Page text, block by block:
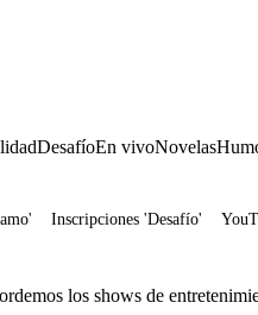
DesafíoEn vivoNovelas
Inscripciones 'Desafío'
los shows de